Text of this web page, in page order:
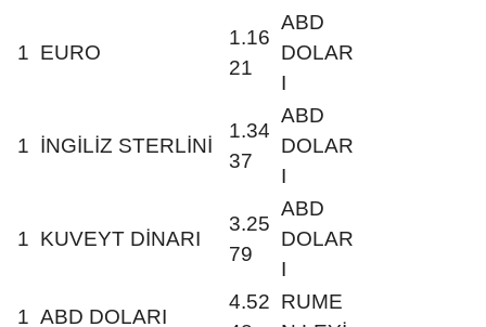
1 EURO
1.16
21
ABD
DOLAR
I
1 İNGİLİZ STERLİNİ
1.34
37
ABD
DOLAR
I
1 KUVEYT DİNARI
3.25
79
ABD
DOLAR
I
1 ABD DOLARI
4.52 RUME